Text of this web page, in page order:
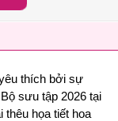
thích bởi sự
sưu tập 2026 tại
thêu họa tiết hoa